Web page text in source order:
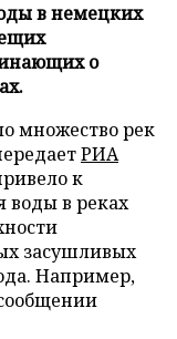
в немецких
о
множество рек
РИА
к
воды в реках
засушливых
Например,